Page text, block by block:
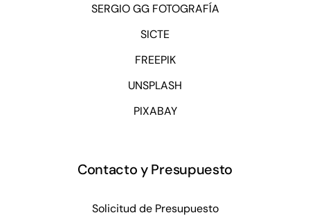
SERGIO GG FOTOGRAFÍA
SICTE
FREEPIK
UNSPLASH
PIXABAY
Contacto y Presupuesto
Solicitud de Presupuesto